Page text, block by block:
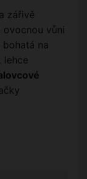
zářivě
vůni
na
lehce